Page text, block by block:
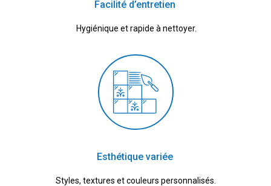
Facilité d’entretien
Hygiénique et rapide à nettoyer.
Esthétique variée
Styles, textures et couleurs personnalisés.